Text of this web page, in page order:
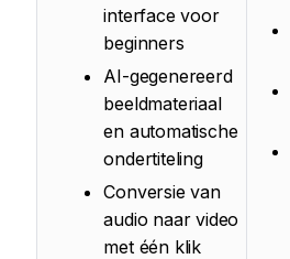
interface voor
beginners
AI-gegenereerd
beeldmateriaal
en automatische
ondertiteling
Conversie van
audio naar video
met één klik